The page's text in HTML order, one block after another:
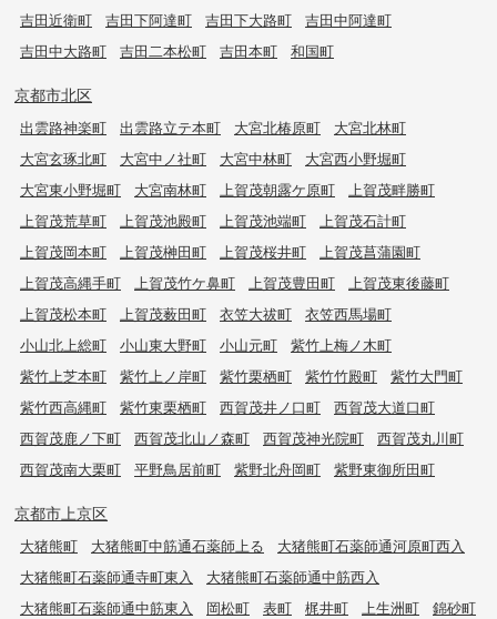
吉田近衛町
吉田下阿達町 吉田下大路町
吉田中阿達町
吉田中大路町
吉田二本松町 吉田本町 和国町
京都市北区
出雲路神楽町 出雲路立テ本町 大宮北椿原町
大宮北林町
大宮玄琢北町
大宮中ノ社町 大宮中林町
大宮西小野堀町
大宮東小野堀町
大宮南林町 上賀茂朝露ケ原町
上賀茂畔勝町
上賀茂荒草町
上賀茂池殿町 上賀茂池端町
上賀茂石計町
上賀茂岡本町
上賀茂榊田町 上賀茂桜井町
上賀茂菖蒲園町
上賀茂高縄手町
上賀茂竹ケ鼻町 上賀茂豊田町
上賀茂東後藤町
上賀茂松本町
上賀茂薮田町 衣笠大祓町
衣笠西馬場町
小山北上総町
小山東大野町 小山元町
紫竹上梅ノ木町
紫竹上芝本町
紫竹上ノ岸町 紫竹栗栖町 紫竹竹殿町
紫竹大門町
紫竹西高縄町
紫竹東栗栖町 西賀茂井ノ口町
西賀茂大道口町
西賀茂鹿ノ下町
西賀茂北山ノ森町 西賀茂神光院町
西賀茂丸川町
西賀茂南大栗町
平野鳥居前町 紫野北舟岡町 紫野東御所田町
京都市上京区
大猪熊町 大猪熊町中筋通石薬師上る
大猪熊町石薬師通河原町西入
大猪熊町石薬師通寺町東入
大猪熊町石薬師通中筋西入
大猪熊町石薬師通中筋東入
岡松町 表町 梶井町 上生洲町
錦砂町